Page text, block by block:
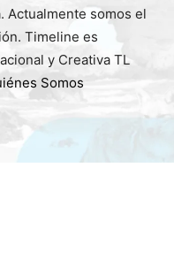
Actualmente somos el
Timeline es
y Creativa TL
Somos